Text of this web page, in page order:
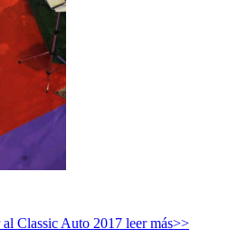
Classic Auto 2017 leer más>>